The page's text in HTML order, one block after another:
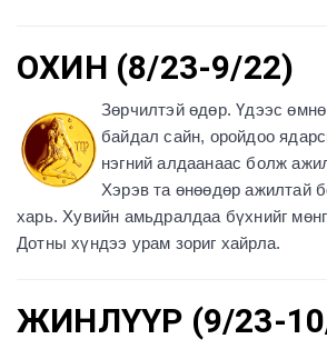
ОХИН (8/23-9/22)
Зөрчилтэй өдөр. Үдээс
байдал сайн, оройдоо
нэгний алдаанаас болж
Хэрэв та өнөөдөр ажилтай
харь. Хувийн амьдралдаа бүхнийг
Дотны хүндээ урам зориг хайрла.
ЖИНЛҮҮР (9/23-